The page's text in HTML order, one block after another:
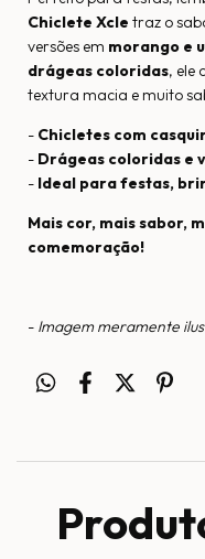
Chiclete Xcle traz o
versões em morango e
drágeas coloridas, ele
textura macia e muito
- Chicletes com
- Drágeas coloridas e
- Ideal para festas,
Mais cor, mais sabor,
comemoração!
- Imagem meramente